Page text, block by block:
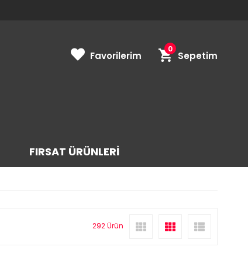
Sepetim
0
FIRSAT ÜRÜNLERİ
Favorilerim
292 Ürün